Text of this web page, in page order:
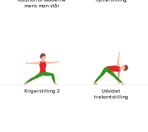
mens man står
Krigerstilling 2
Udvidet
trekantstilling